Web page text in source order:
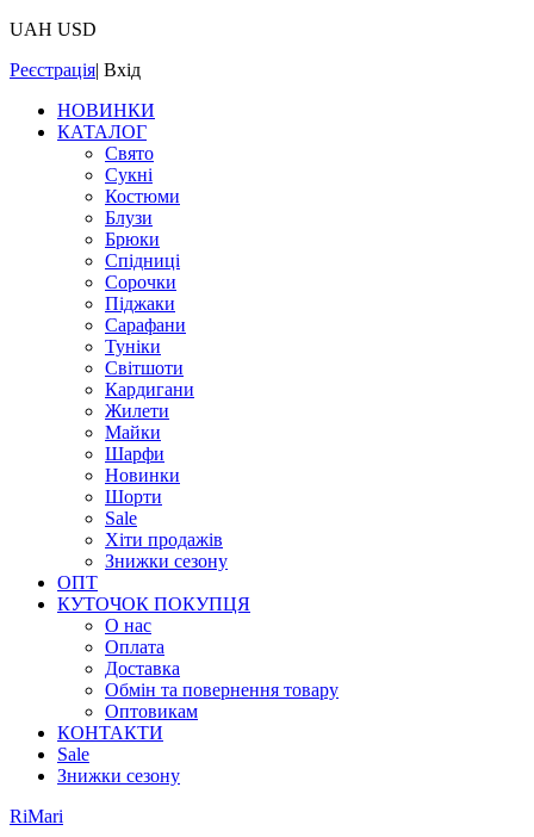
UAH USD
Реєстрація| Вхід
НОВИНКИ
КАТАЛОГ
Свято
Сукні
Костюми
Блузи
Брюки
Спідниці
Сорочки
Піджаки
Сарафани
Туніки
Світшоти
Кардигани
Жилети
Майки
Шарфи
Новинки
Шорти
Sale
Хіти продажів
Знижки сезону
ОПТ
КУТОЧОК ПОКУПЦЯ
О нас
Оплата
Доставка
Обмін та повернення товару
Оптовикам
КОНТАКТИ
Sale
Знижки сезону
RiMari